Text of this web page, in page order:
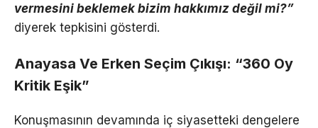
vermesini beklemek bizim hakkımız değil mi?”
diyerek tepkisini gösterdi.
Anayasa Ve Erken Seçim Çıkışı: “360 Oy
Kritik Eşik”
Konuşmasının devamında iç siyasetteki dengelere